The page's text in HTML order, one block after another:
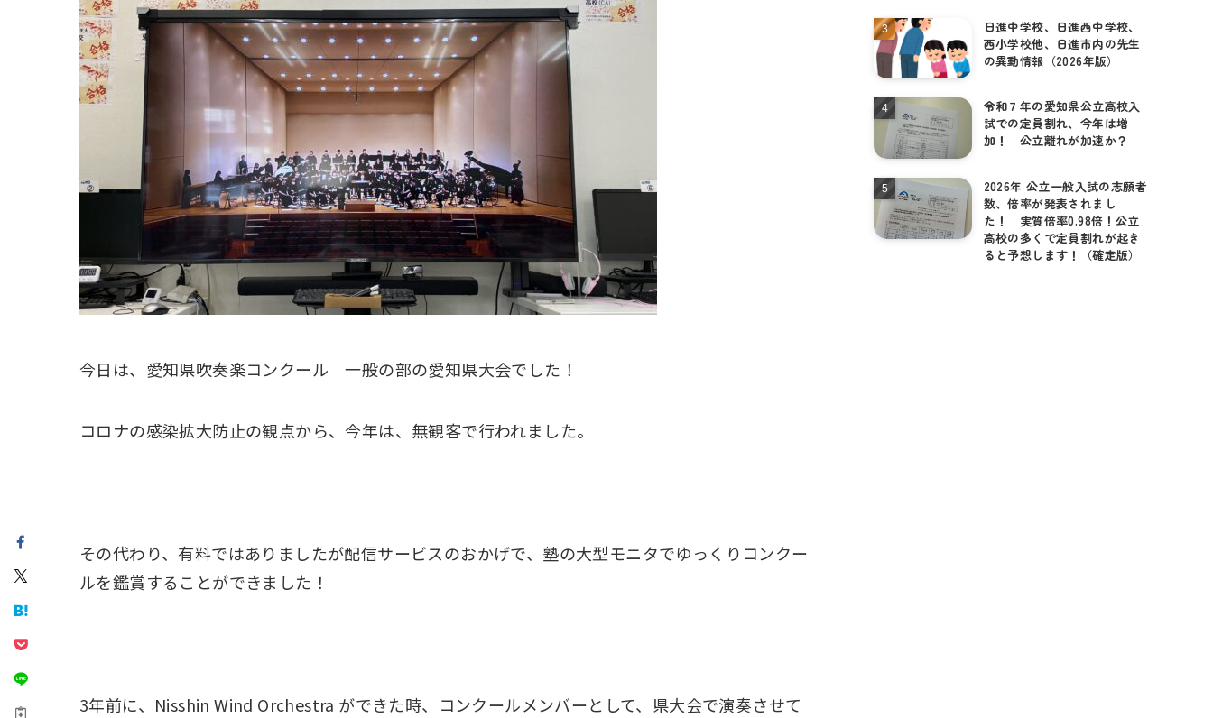
今日は、愛知県吹奏楽コンクール 一般の部の愛知県大会でした！
コロナの感染拡大防止の観点から、今年は、無観客で行われました。
その代わり、有料ではありましたが配信サービスのおかげで、塾の大型モニタでゆっくりコンクー
ルを鑑賞することができました！
3年前に、Nisshin Wind Orchestra ができた時、コンクールメンバーとして、県大会で演奏させて
日進中学校、日進西中学校、
西小学校他、日進市内の先生
の異動情報（2026年版）
令和７年の愛知県公立高校入
試での定員割れ、今年は増
加！ 公立離れが加速か？
2026年 公立一般入試の志願者
数、倍率が発表されまし
た！ 実質倍率0.98倍！公立
高校の多くで定員割れが起き
ると予想します！（確定版）